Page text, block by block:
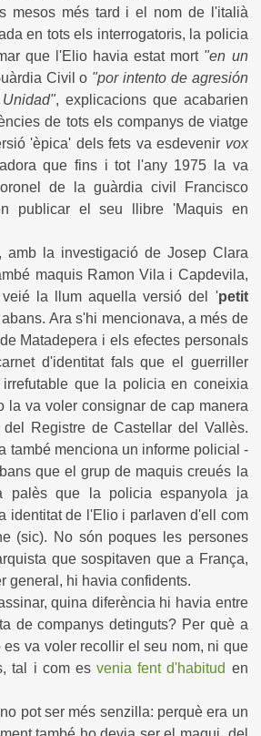
mesos més tard i el nom de l'italià
en tots els interrogatoris, la policia
que l'Elio havia estat mort "en un
Civil o "por intento de agresión
, explicacions que acabarien
de tots els companys de viatge
'èpica' dels fets va esdevenir vox
que fins i tot l'any 1975 la va
de la guàrdia civil Francisco
publicar el seu llibre 'Maquis en
amb la investigació de Josep Clara
maquis Ramon Vila i Capdevila,
la llum aquella versió del 'petit
Ara s'hi mencionava, a més de
Matadepera i els efectes personals
d'identitat fals que el guerriller
irrefutable que la policia en coneixia
la va voler consignar de cap manera
Registre de Castellar del Vallès.
també menciona un informe policial -
que el grup de maquis creués la
palès que la policia espanyola ja
identitat de l'Elio i parlaven d'ell com
(sic). No són poques les persones
que sospitaven que a França,
general, hi havia confidents.
quina diferència hi havia entre
de companys detinguts? Per què a
es va voler recollir el seu nom, ni que
tal i com esvenia fent d'habitud en
pot ser més senzilla: perquè era un